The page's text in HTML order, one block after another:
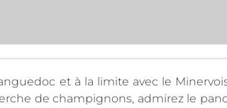
et à la limite avec le
de champignons, admirez le